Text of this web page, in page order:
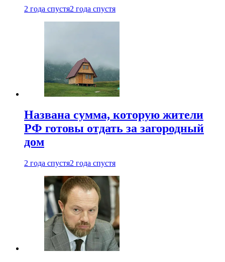
2 года спустя2 года спустя
Названа сумма, которую жители
РФ готовы отдать за загородный
дом
2 года спустя2 года спустя